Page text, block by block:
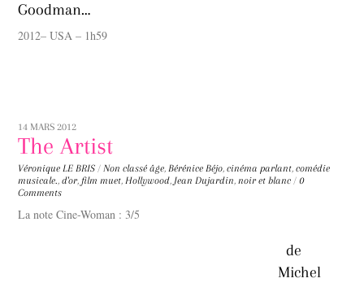
Goodman…
2012– USA – 1h59
14 MARS 2012
The Artist
Véronique LE BRIS / Non classé âge,Bérénice Béjo,cinéma parlant,comédie
musicale.,d'or, film muet,Hollywood, Jean Dujardin,noir et blanc / 0
Comments
La note Cine-Woman : 3/5
de
Michel